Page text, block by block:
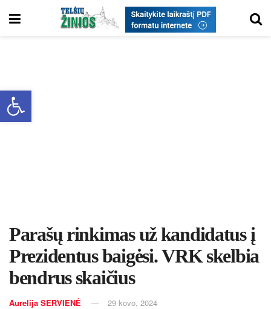
Open toolbar
Parašų rinkimas už kandidatus į
Prezidentus baigėsi. VRK skelbia
bendrus skaičius
Aurelija SERVIENĖ 29 kovo, 2024